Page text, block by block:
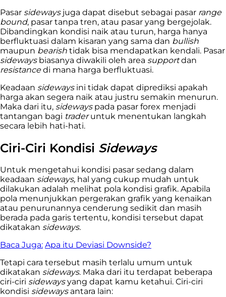
Pasar sidewaysjuga dapat disebut sebagai pasar range
bound, pasar tanpa tren, atau pasar yang bergejolak.
Dibandingkan kondisi naik atau turun, harga hanya
berfluktuasi dalam kisaran yang sama dan bullish
maupun bearish tidak bisa mendapatkan kendali. Pasar
sidewaysbiasanya diwakili oleh area supportdan
resistancedi mana harga berfluktuasi.
Keadaan sideways ini tidak dapat diprediksi apakah
harga akan segera naik atau justru semakin menurun.
Maka dari itu, sidewayspada pasar forex menjadi
tantangan bagi traderuntuk menentukan langkah
secara lebih hati-hati.
Ciri-Ciri Kondisi Sideways
Untuk mengetahui kondisi pasar sedang dalam
keadaan sideways, hal yang cukup mudah untuk
dilakukan adalah melihat pola kondisi grafik. Apabila
pola menunjukkan pergerakan grafik yang kenaikan
atau penurunannya cenderung sedikit dan masih
berada pada garis tertentu, kondisi tersebut dapat
dikatakan sideways.
Baca Juga: Apa itu Deviasi Downside?
Tetapi cara tersebut masih terlalu umum untuk
dikatakan sideways. Maka dari itu terdapat beberapa
ciri-ciri sidewaysyang dapat kamu ketahui. Ciri-ciri
kondisi sidewaysantara lain: